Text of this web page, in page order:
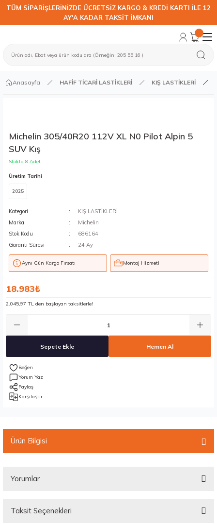
TÜM SİPARİŞLERİNİZDE ÜCRETSİZ KARGO & KREDİ KARTI İLE 12
AY'A KADAR TAKSİT İMKANI
Anasayfa HAFİF TİCARİ LASTİKLERİ KIŞ LASTİKLERİ
Michelin 305/40R20 112V XL N0 Pilot Alpin 5
SUV Kış
Stokta 8 Adet
Üretim Tarihi
2025
Kategori
KIŞ LASTİKLERİ
Marka
Michelin
Stok Kodu
686164
Garanti Süresi
24 Ay
Aynı Gün Kargo Fırsatı Montaj Hizmeti
18.983₺
2.045,97 TL den başlayan taksitlerle!
Sepete Ekle Hemen Al
Yorum Yaz
Paylaş
Karşılaştır
Ürün Bilgisi
Yorumlar
Taksit Seçenekleri